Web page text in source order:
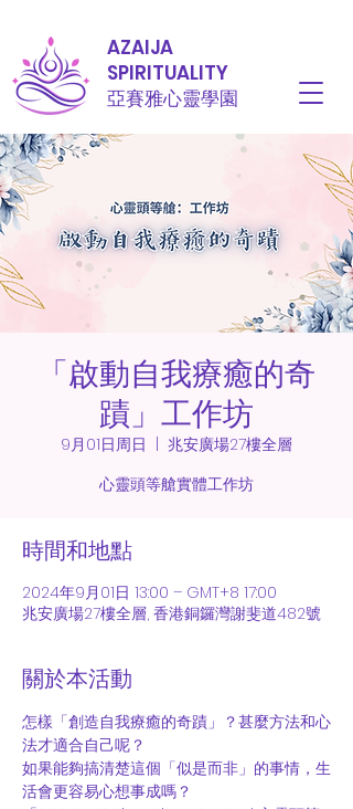
AZAIJA
SPIRITUALITY
亞賽雅心靈學園
「啟動自我療癒的奇
蹟」工作坊
9月01日周日
兆安廣場27樓全層
心靈頭等艙實體工作坊
時間和地點
2024年9月01日 13:00 – GMT+8 17:00
兆安廣場27樓全層, 香港銅鑼灣謝斐道482號
關於本活動
怎樣「創造自我療癒的奇蹟」？甚麼方法和心
法才適合自己呢？
如果能夠搞清楚這個「似是而非」的事情，生
活會更容易心想事成嗎？